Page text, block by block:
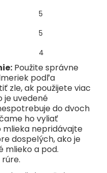
5
5
4
Použite správne
podľa
zle, ak použijete viac
je uvedené
do dvoch
ho vyliať
mlieka nepridávajte
dospelých, ako je
mlieko a pod.